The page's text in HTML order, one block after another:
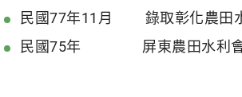
民國77年11月 錄取彰化農田
民國75年 屏東農田水利會